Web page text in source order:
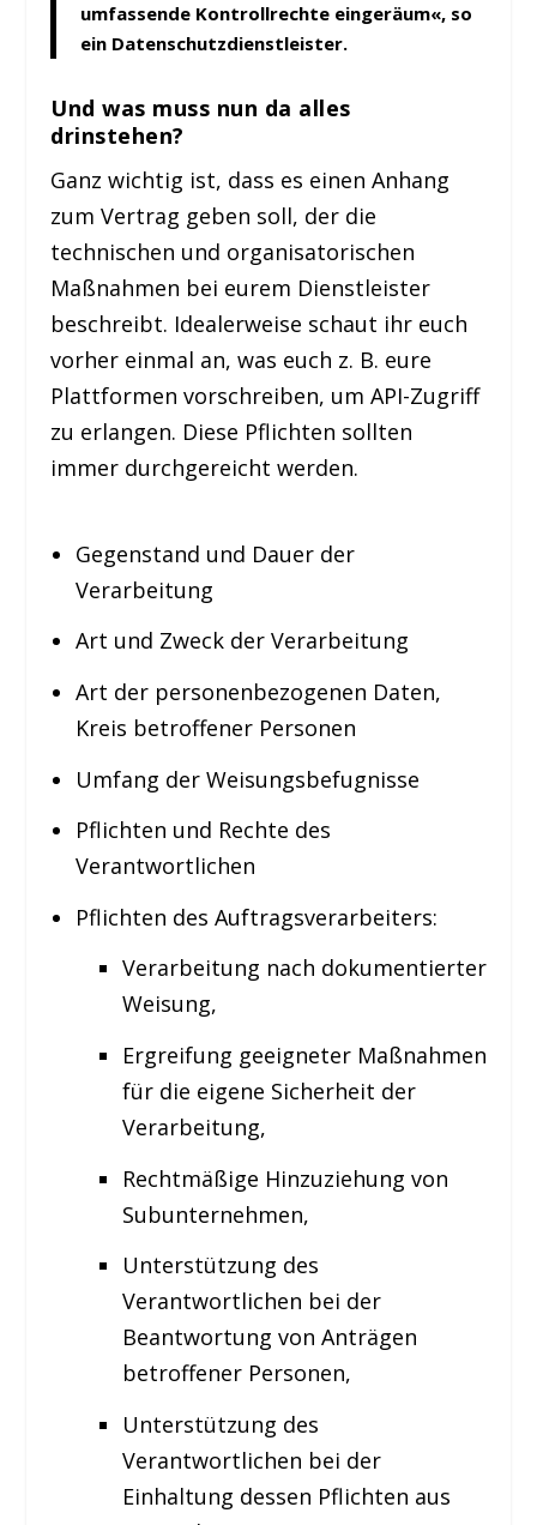
umfassende Kontrollrechte eingeräum«, so
ein Datenschutzdienstleister.
Und was muss nun da alles
drinstehen?
Ganz wichtig ist, dass es einen Anhang
zum Vertrag geben soll, der die
technischen und organisatorischen
Maßnahmen bei eurem Dienstleister
beschreibt. Idealerweise schaut ihr euch
vorher einmal an, was euch z. B. eure
Plattformen vorschreiben, um API-Zugriff
zu erlangen. Diese Pflichten sollten
immer durchgereicht werden.
Gegenstand und Dauer der
Verarbeitung
Art und Zweck der Verarbeitung
Art der personenbezogenen Daten,
Kreis betroffener Personen
Umfang der Weisungsbefugnisse
Pflichten und Rechte des
Verantwortlichen
Pflichten des Auftragsverarbeiters:
Verarbeitung nach dokumentierter
Weisung,
Ergreifung geeigneter Maßnahmen
für die eigene Sicherheit der
Verarbeitung,
Rechtmäßige Hinzuziehung von
Subunternehmen,
Unterstützung des
Verantwortlichen bei der
Beantwortung von Anträgen
betroffener Personen,
Unterstützung des
Verantwortlichen bei der
Einhaltung dessen Pflichten aus